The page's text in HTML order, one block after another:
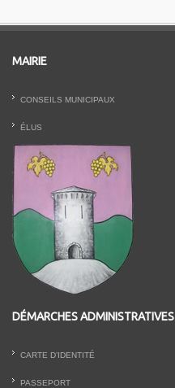
MAIRIE
CONSEILS MUNICIPAUX
ÉLUS
DÉMARCHES ADMINISTRATIVES
CARTE D’IDENTITÉ
PASSEPORT